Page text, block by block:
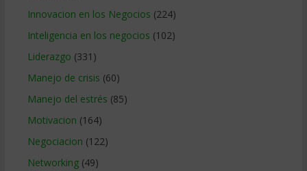
Innovacion en los Negocios (224)
Inteligencia en los negocios (102)
Liderazgo (331)
Manejo de crisis (60)
Manejo del estrés (85)
Motivacion (164)
Negociacion (122)
Networking(49)